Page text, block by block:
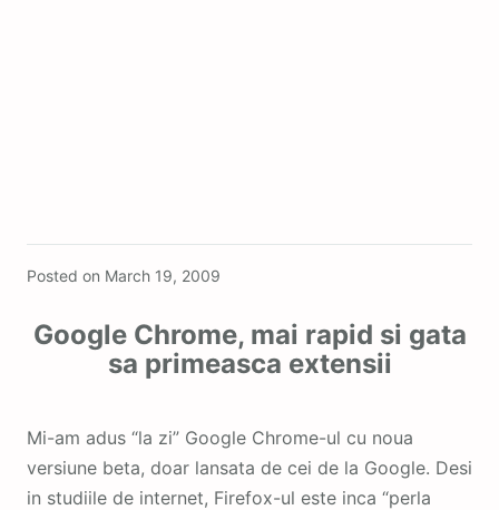
Posted on March 19, 2009
Google Chrome, mai rapid si gata
sa primeasca extensii
Mi-am adus “la zi” Google Chrome-ul cu noua
versiune beta, doar lansata de cei de la Google. Desi
in studiile de internet, Firefox-ul este inca “perla